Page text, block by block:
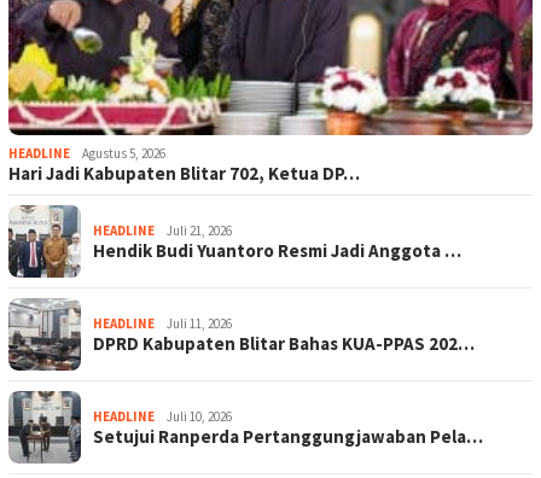
HEADLINE Agustus 5, 2026
Hari Jadi Kabupaten Blitar 702, Ketua DP…
HEADLINE Juli 21, 2026
Hendik Budi Yuantoro Resmi Jadi Anggota …
HEADLINE Juli 11, 2026
DPRD Kabupaten Blitar Bahas KUA-PPAS 202…
HEADLINE Juli 10, 2026
Setujui Ranperda Pertanggungjawaban Pela…